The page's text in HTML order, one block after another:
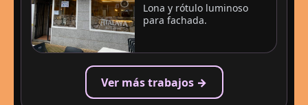
Lona y rótulo luminoso
para fachada.
Ver más trabajos →